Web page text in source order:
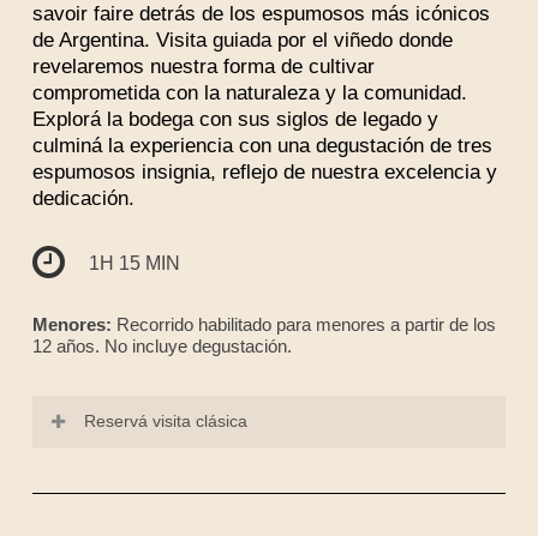
savoir faire detrás de los espumosos más icónicos
de Argentina. Visita guiada por el viñedo donde
revelaremos nuestra forma de cultivar
comprometida con la naturaleza y la comunidad.
Explorá la bodega con sus siglos de legado y
culminá la experiencia con una degustación de tres
espumosos insignia, reflejo de nuestra excelencia y
dedicación.
1H 15 MIN
Menores: Recorrido habilitado para menores a partir de los
12 años. No incluye degustación.
Reservá visita clásica